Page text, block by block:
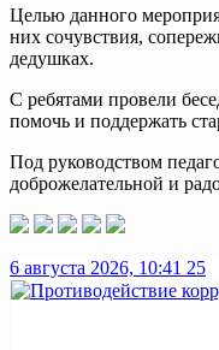
Целью данного
них сочувствия,
дедушках.
С ребятами провели
помочь и поддержать
Под руководством
доброжелательной и
6 августа 2026, 10:41 25